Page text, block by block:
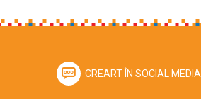
CREART ÎN SOCIAL MEDIA